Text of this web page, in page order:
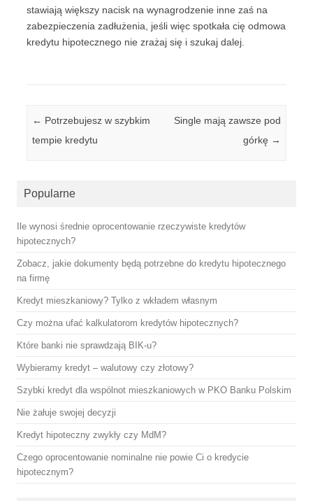
stawiają większy nacisk na wynagrodzenie inne zaś na
zabezpieczenia zadłużenia, jeśli więc spotkała cię odmowa
kredytu hipotecznego nie zrażaj się i szukaj dalej.
Post navigation
← Potrzebujesz w szybkim
tempie kredytu
Single mają zawsze pod
górkę →
Popularne
Ile wynosi średnie oprocentowanie rzeczywiste kredytów
hipotecznych?
Zobacz, jakie dokumenty będą potrzebne do kredytu hipotecznego
na firmę
Kredyt mieszkaniowy? Tylko z wkładem własnym
Czy można ufać kalkulatorom kredytów hipotecznych?
Które banki nie sprawdzają BIK-u?
Wybieramy kredyt – walutowy czy złotowy?
Szybki kredyt dla wspólnot mieszkaniowych w PKO Banku Polskim
Nie żałuje swojej decyzji
Kredyt hipoteczny zwykły czy MdM?
Czego oprocentowanie nominalne nie powie Ci o kredycie
hipotecznym?